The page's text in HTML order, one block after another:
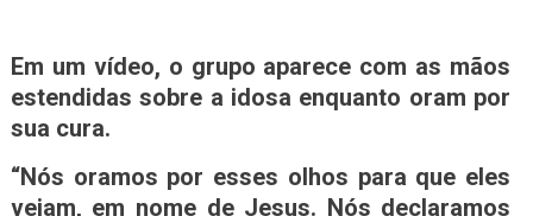
Em um vídeo, o grupo aparece com as mãos
estendidas sobre a idosa enquanto oram por
sua cura.
“Nós oramos por esses olhos para que eles
vejam, em nome de Jesus. Nós declaramos